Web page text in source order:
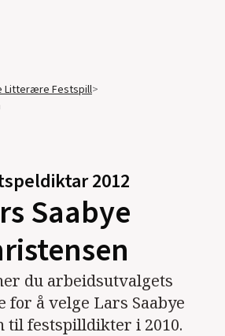
Litterære Festspill>
2012
Saabye
du arbeidsutvalgets
for å velge Lars Saabye
til festspilldikter i 2010.